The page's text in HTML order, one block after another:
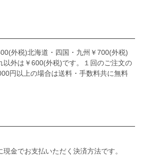
外税)北海道・四国・九州￥700(外税)
以外は￥600(外税)です。１回のご注文の
円以上の場合は送料・手数料共に無料
金でお支払いただく決済方法です。